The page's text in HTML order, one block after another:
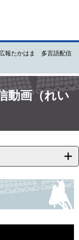
広報たかはま 多言語配信
動画（れい